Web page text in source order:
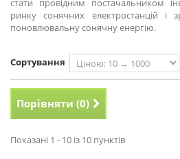
стати провідним постачальником
ринку сонячних електростанцій і
поновлювальну сонячну енергію.
Сортування
Порівняти (0)
Показані 1 - 10 із 10 пунктів